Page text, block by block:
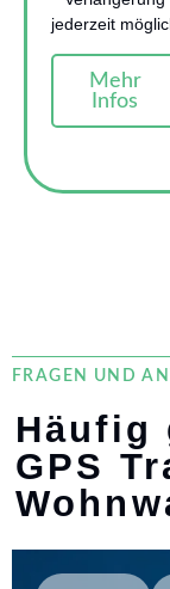
jederzeit
Mehr
Infos
FRAGEN UND
Häufig
GPS